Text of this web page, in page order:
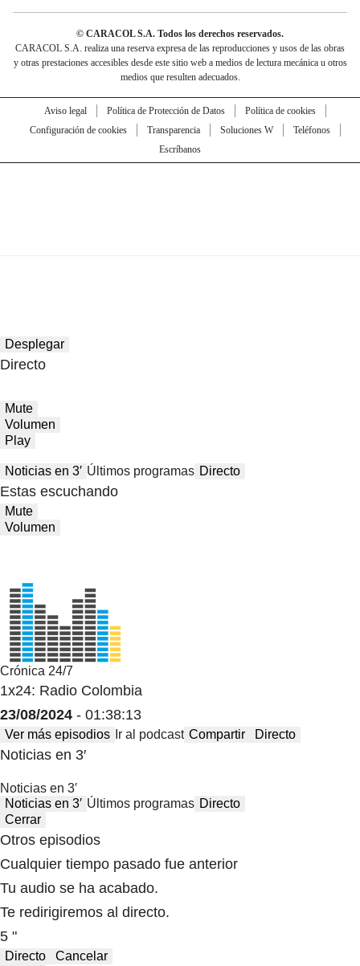
© CARACOL S.A. Todos los derechos reservados.
CARACOL S.A. realiza una reserva expresa de las reproducciones y usos de las obras
y otras prestaciones accesibles desde este sitio web a medios de lectura mecánica u otros
medios que resulten adecuados.
Aviso legal Política de Protección de Datos
Política de cookies
Configuración de cookies
Transparencia Soluciones W
Teléfonos
Escríbanos
Desplegar
Directo
Mute
Volumen
Play
Noticias en 3′ Últimos programas Directo
Estas escuchando
Mute
Volumen
Crónica 24/7
1x24: Radio Colombia
23/08/2024 - 01:38:13
Ver más episodios Ir al podcast Compartir Directo
Noticias en 3′
Noticias en 3′
Noticias en 3′ Últimos programas Directo
Cerrar
Otros episodios
Cualquier tiempo pasado fue anterior
Tu audio se ha acabado.
Te redirigiremos al directo.
5 "
Directo
Cancelar